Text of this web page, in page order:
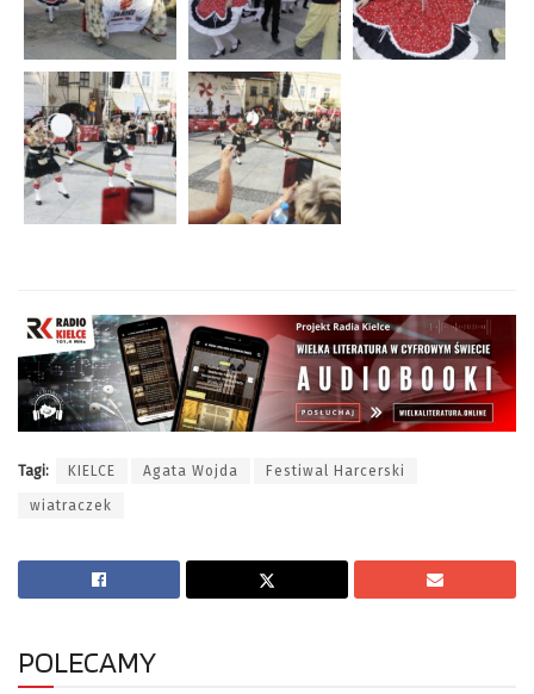
Tagi: KIELCE Agata Wojda Festiwal Harcerski
wiatraczek
POLECAMY